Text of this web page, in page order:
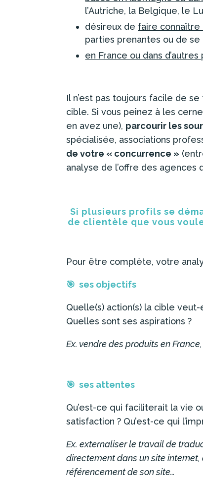
l’Autriche, la Belgique, le
désireux de faire connaître
parties prenantes ou de
en France ou dans
Il n’est pas toujours facile de
cible. Si vous peinez à les
en avez une), parcourir les
spécialisée, associations
de votre « concurrence »
analyse de l’offre des agences
Si plusieurs profils se
de clientèle que vous
Pour être complète, votre
🎯 ses objectifs
Quelle(s) action(s) la cible
Quelles sont ses aspirations ?
Ex. vendre des produits en
🎯 ses attentes
Qu’est-ce qui faciliterait la vie
satisfaction ? Qu’est-ce qui
Ex. externaliser le travail de
directement dans un site
référencement de son site…